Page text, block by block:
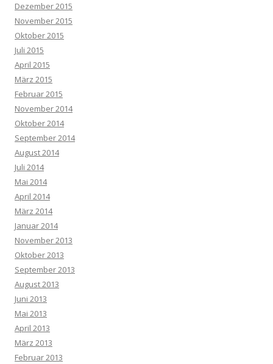
Dezember 2015
November 2015
Oktober 2015
Juli 2015
April 2015
März 2015
Februar 2015
November 2014
Oktober 2014
September 2014
August 2014
Juli 2014
Mai 2014
April 2014
März 2014
Januar 2014
November 2013
Oktober 2013
September 2013
August 2013
Juni 2013
Mai 2013
April 2013
März 2013
Februar 2013